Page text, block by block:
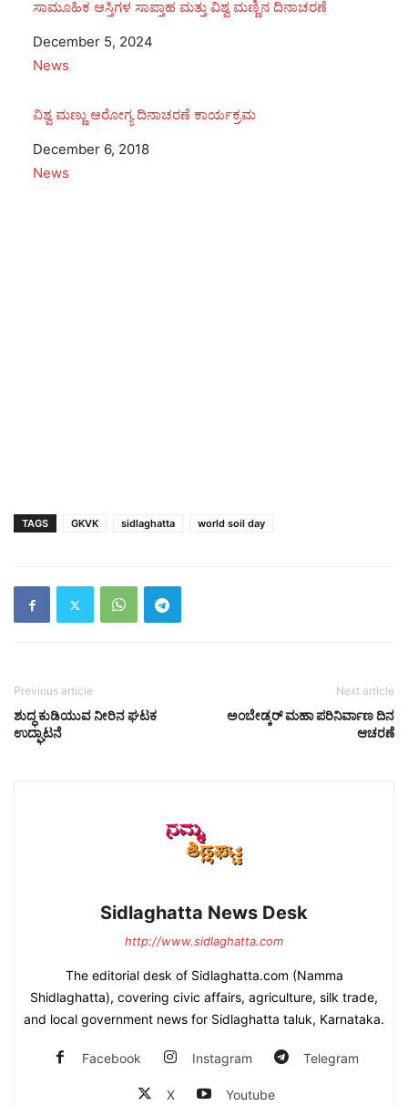
ಸಾಮೂಹಿಕ ಆಸ್ತಿಗಳ ಸಾಪ್ತಾಹ ಮತ್ತು ವಿಶ್ವ ಮಣ್ಣಿನ ದಿನಾಚರಣೆ
Date
December 5, 2024
In relation to
News
ವಿಶ್ವ ಮಣ್ಣು ಆರೋಗ್ಯ ದಿನಾಚರಣೆ ಕಾರ್ಯಕ್ರಮ
Date
December 6, 2018
In relation to
News
TAGS GKVK sidlaghatta world soil day
Previous article
ಶುದ್ಧ ಕುಡಿಯುವ ನೀರಿನ ಘಟಕ
ಉದ್ಘಾಟನೆ
Next article
ಅಂಬೇಡ್ಕರ್ ಮಹಾ ಪರಿನಿರ್ವಾಣ ದಿನ
ಆಚರಣೆ
Sidlaghatta News Desk
http://www.sidlaghatta.com
The editorial desk of Sidlaghatta.com (Namma
Shidlaghatta), covering civic affairs, agriculture, silk trade,
and local government news for Sidlaghatta taluk, Karnataka.
Facebook Instagram Telegram
X Youtube